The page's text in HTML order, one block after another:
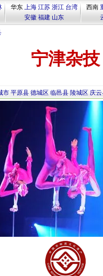
华东 上海 江苏 浙江 台湾
安徽 福建 山东
西南
宁津杂技
市 平原县 德城区 临邑县 陵城区 庆